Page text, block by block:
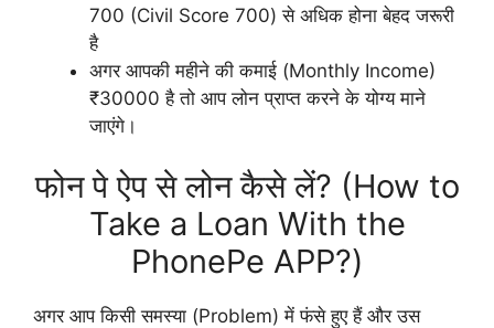
700 (Civil Score 700) से अधिक होना बेहद जरूरी
है
अगर आपकी महीने की कमाई (Monthly Income)
₹30000 है तो आप लोन प्राप्त करने के योग्य माने
जाएंगे।
फोन पे ऐप से लोन कैसे लें? (How to
Take a Loan With the
PhonePe APP?)
अगर आप किसी समस्या (Problem) में फंसे हुए हैं और उस